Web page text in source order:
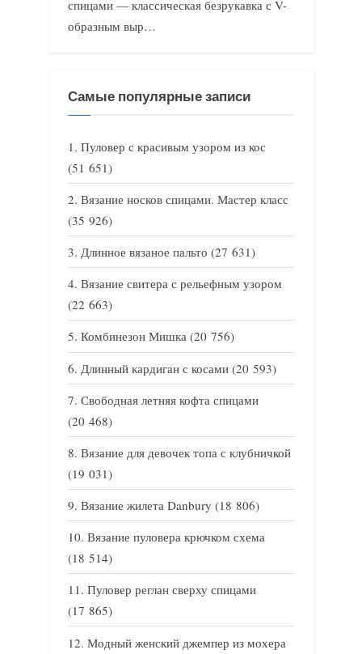
спицами — классическая безрукавка с V-
образным выр…
Самые популярные записи
Пуловер с красивым узором из кос
(51 651)
Вязание носков спицами. Мастер класс
(35 926)
Длинное вязаное пальто (27 631)
Вязание свитера с рельефным узором
(22 663)
Комбинезон Мишка (20 756)
Длинный кардиган с косами (20 593)
Свободная летняя кофта спицами
(20 468)
Вязание для девочек топа с клубничкой
(19 031)
Вязание жилета Danbury (18 806)
Вязание пуловера крючком схема
(18 514)
Пуловер реглан сверху спицами
(17 865)
Модный женский джемпер из мохера